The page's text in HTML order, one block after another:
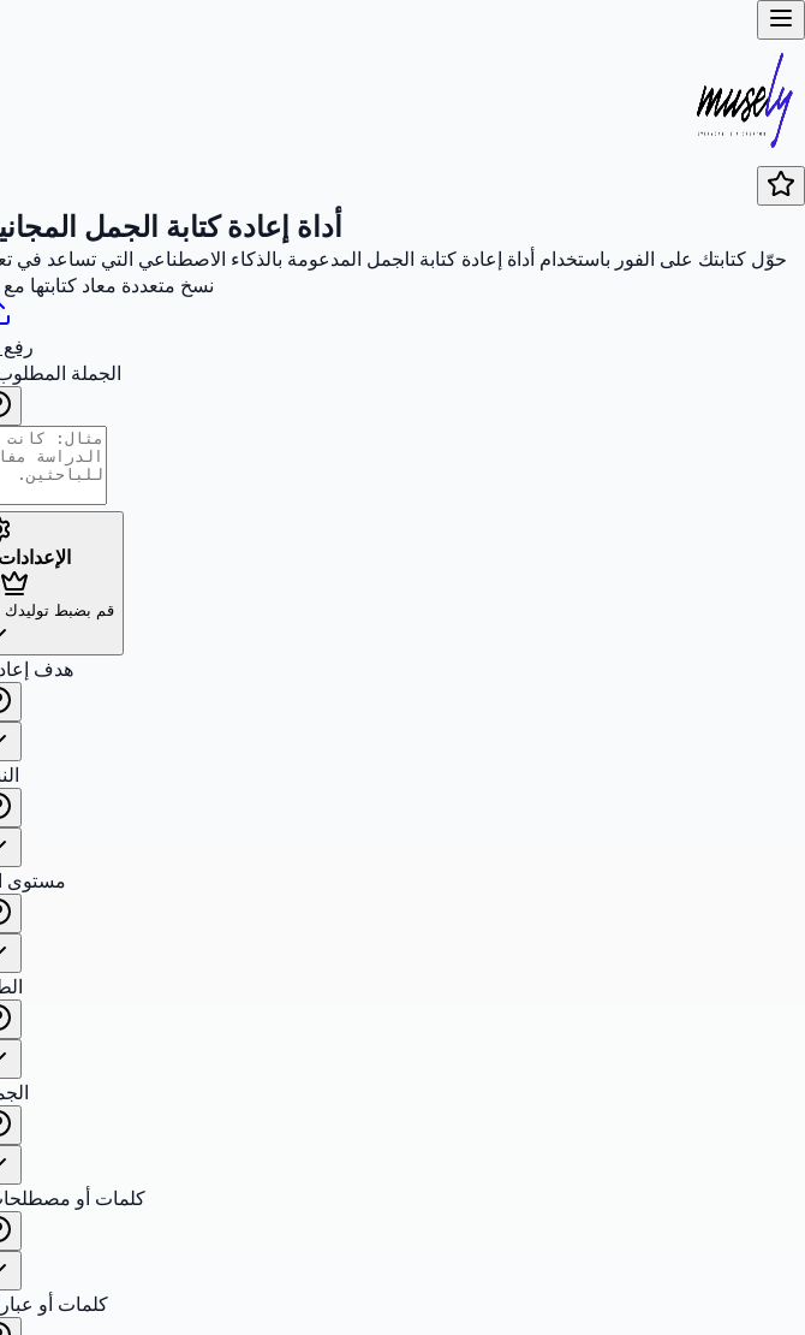
أداة إعادة كتابة الجمل
حوّل كتابتك على الفور باستخدام أداة إعادة كتابة الجمل المدعومة بالذكاء الاصطناعي التي
نسخ متعددة معاد كتابتها
الجملة
قم بضبط توليدك
هدف
مستوى
كلمات أو
كلمات أو